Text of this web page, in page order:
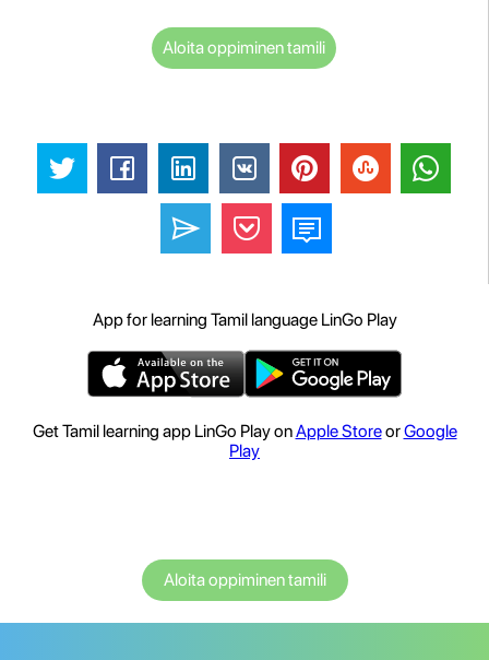
Aloita oppiminen tamili
App for learning Tamil language LinGo Play
Get Tamil learning app LinGo Play onApple StoreorGoogle
Play
Aloita oppiminen tamili